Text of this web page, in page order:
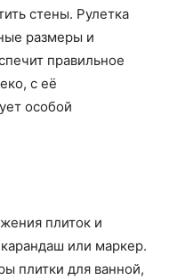
стены. Рулетка
размеры и
правильное
с её
особой
плиток и
или маркер.
плитки для ванной,